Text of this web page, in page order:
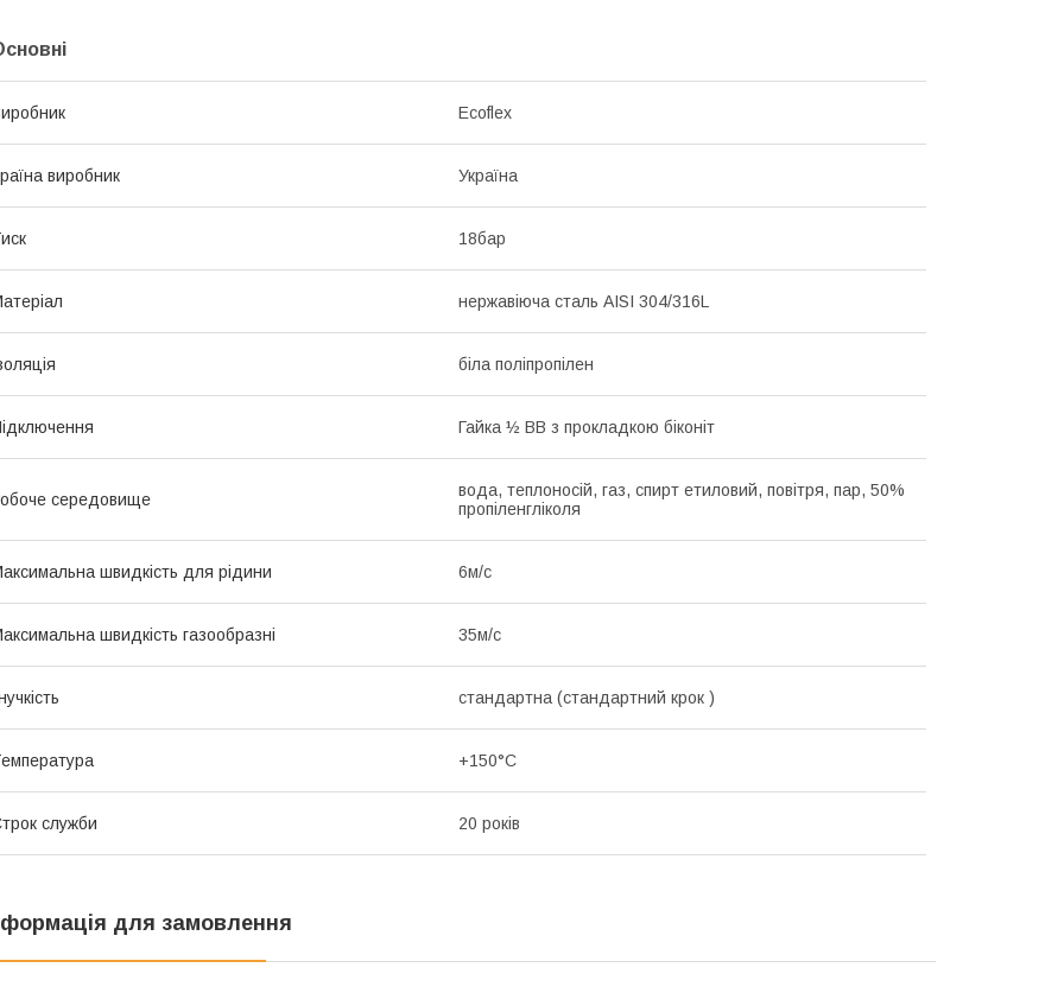
Ecoflex
виробник Україна
18бар
нержавіюча сталь AISI 304/316L
біла поліпропілен
Гайка ½ ВВ з прокладкою біконіт
середовище
вода, теплоносій, газ, спирт етиловий, повітря, пар, 50%
пропіленгліколя
швидкість для рідини 6м/с
швидкість газообразні 35м/с
стандартна (стандартний крок )
+150°C
служби 20 років
для замовлення